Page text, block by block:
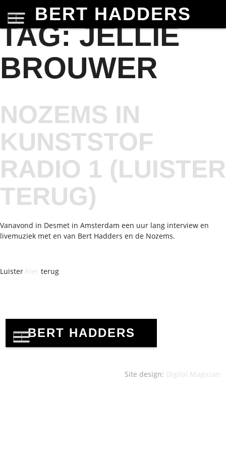
BERT HADDERS
TAG:JELLIE
BROUWER
NOZEMS IN
KUNSTSTOF
RADIO 1 (LUISTER
TERUG)
Vanavond in Desmet in Amsterdam een uur lang interview en
livemuziek met en van Bert Hadders en de Nozems.
Luister hier terug
Site design: Digital Magician